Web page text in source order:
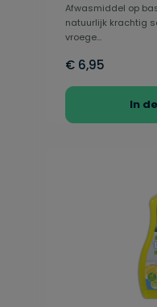
Afwasmiddel op
natuurlijk krachtig
vroege...
€ 6,95
In